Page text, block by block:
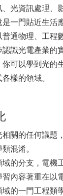
光資訊處理、
一門貼近生活
通物理、工程
識光電產業的
可以學到光的
樣的領域。
關的任何議題
混淆。
的分支，電機
內容著重在以
的一門工程類學